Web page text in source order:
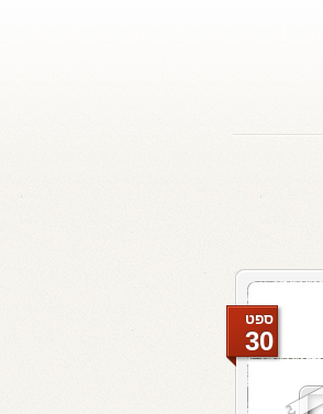
ספט
30